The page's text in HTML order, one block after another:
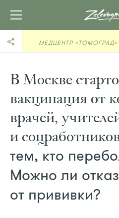
МЕДЦЕНТР
В Москве
вакцинация от
врачей,
и
тем, кто
Можно ли
от прививки?